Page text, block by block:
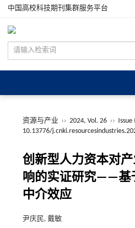
中国高校科技期刊集群服务平台
资源与产业 ›› 2024, Vol. 26 ›› Issue
10.13776/
创新型人力资本对
响的实证研究——基
中介效应
尹庆民, 戴敏